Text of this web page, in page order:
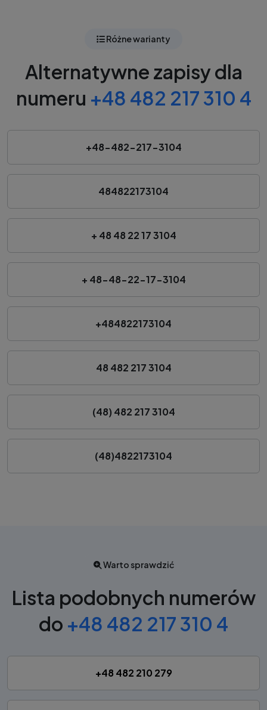
Różne warianty
Alternatywne zapisy dla
numeru +48 482 217 310 4
+48-482-217-3104
484822173104
+ 48 48 22 17 3104
+ 48-48-22-17-3104
+484822173104
48 482 217 3104
(48) 482 217 3104
(48)4822173104
Warto sprawdzić
Lista podobnych numerów
do +48 482 217 310 4
+48 482 210 279